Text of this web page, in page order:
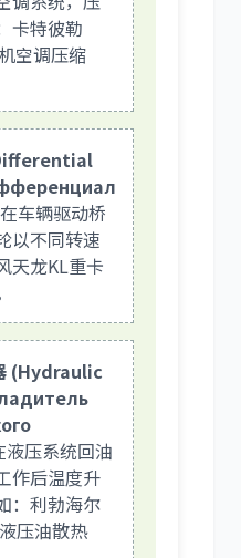
卡特彼勒
空调压缩
车辆驱动桥
以不同转速
天龙KL重卡
(Hydraulic
液压系统回油
作后温度升
：利勃海尔
压油散热